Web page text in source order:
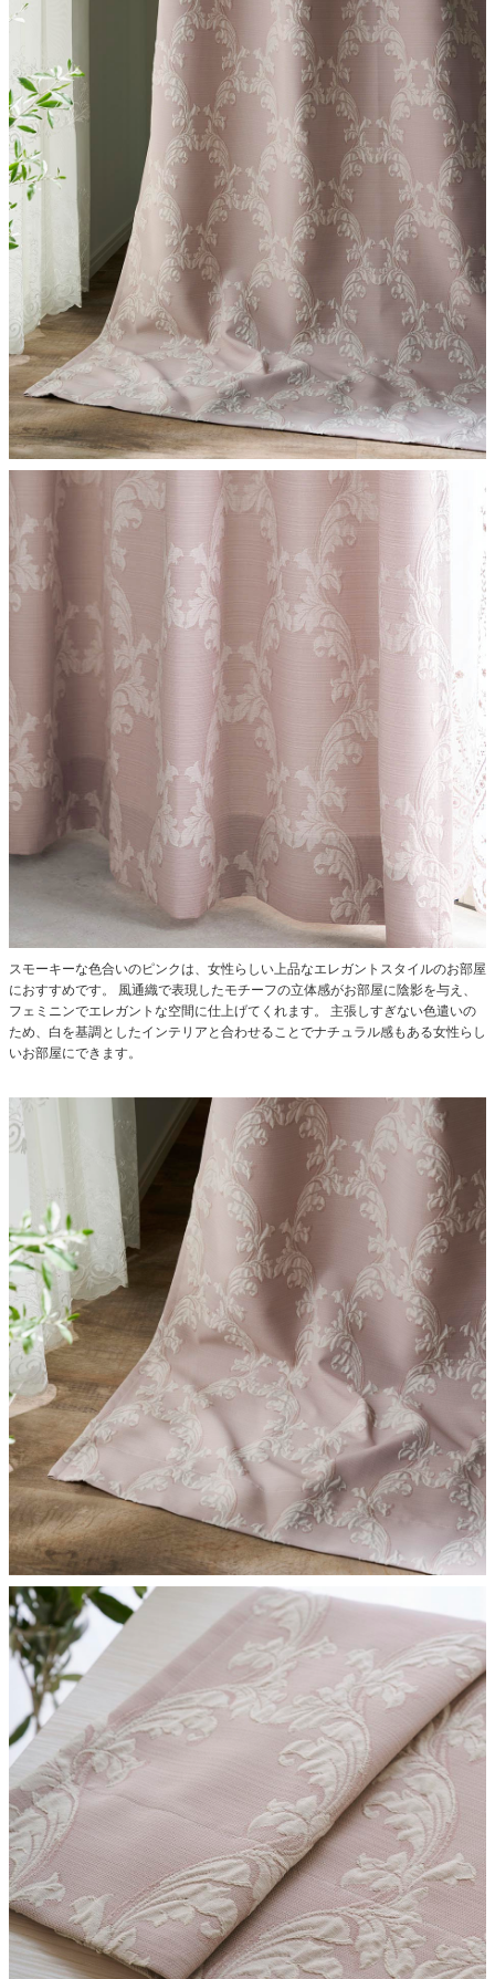
スモーキーな色合いのピンクは、女性らしい上品なエレガントスタイルのお部屋
におすすめです。
風通織で表現したモチーフの立体感がお部屋に陰影を与え、
フェミニンでエレガントな空間に仕上げてくれます。
主張しすぎない色遣いの
ため、白を基調としたインテリアと合わせることでナチュラル感もある女性らし
いお部屋にできます。